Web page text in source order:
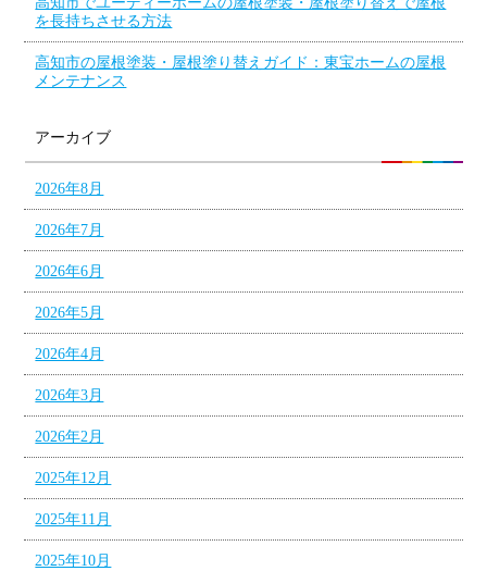
を長持ちさせる方法
高知市の屋根塗装・屋根塗り替えガイド：東宝ホームの屋根
メンテナンス
アーカイブ
2026年8月
2026年7月
2026年6月
2026年5月
2026年4月
2026年3月
2026年2月
2025年12月
2025年11月
2025年10月